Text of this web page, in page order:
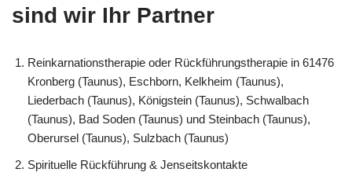
sind wir Ihr Partner
Reinkarnationstherapie oder Rückführungstherapie in 61476
Kronberg (Taunus), Eschborn, Kelkheim (Taunus),
Liederbach (Taunus), Königstein (Taunus), Schwalbach
(Taunus), Bad Soden (Taunus) und Steinbach (Taunus),
Oberursel (Taunus), Sulzbach (Taunus)
Spirituelle Rückführung & Jenseitskontakte